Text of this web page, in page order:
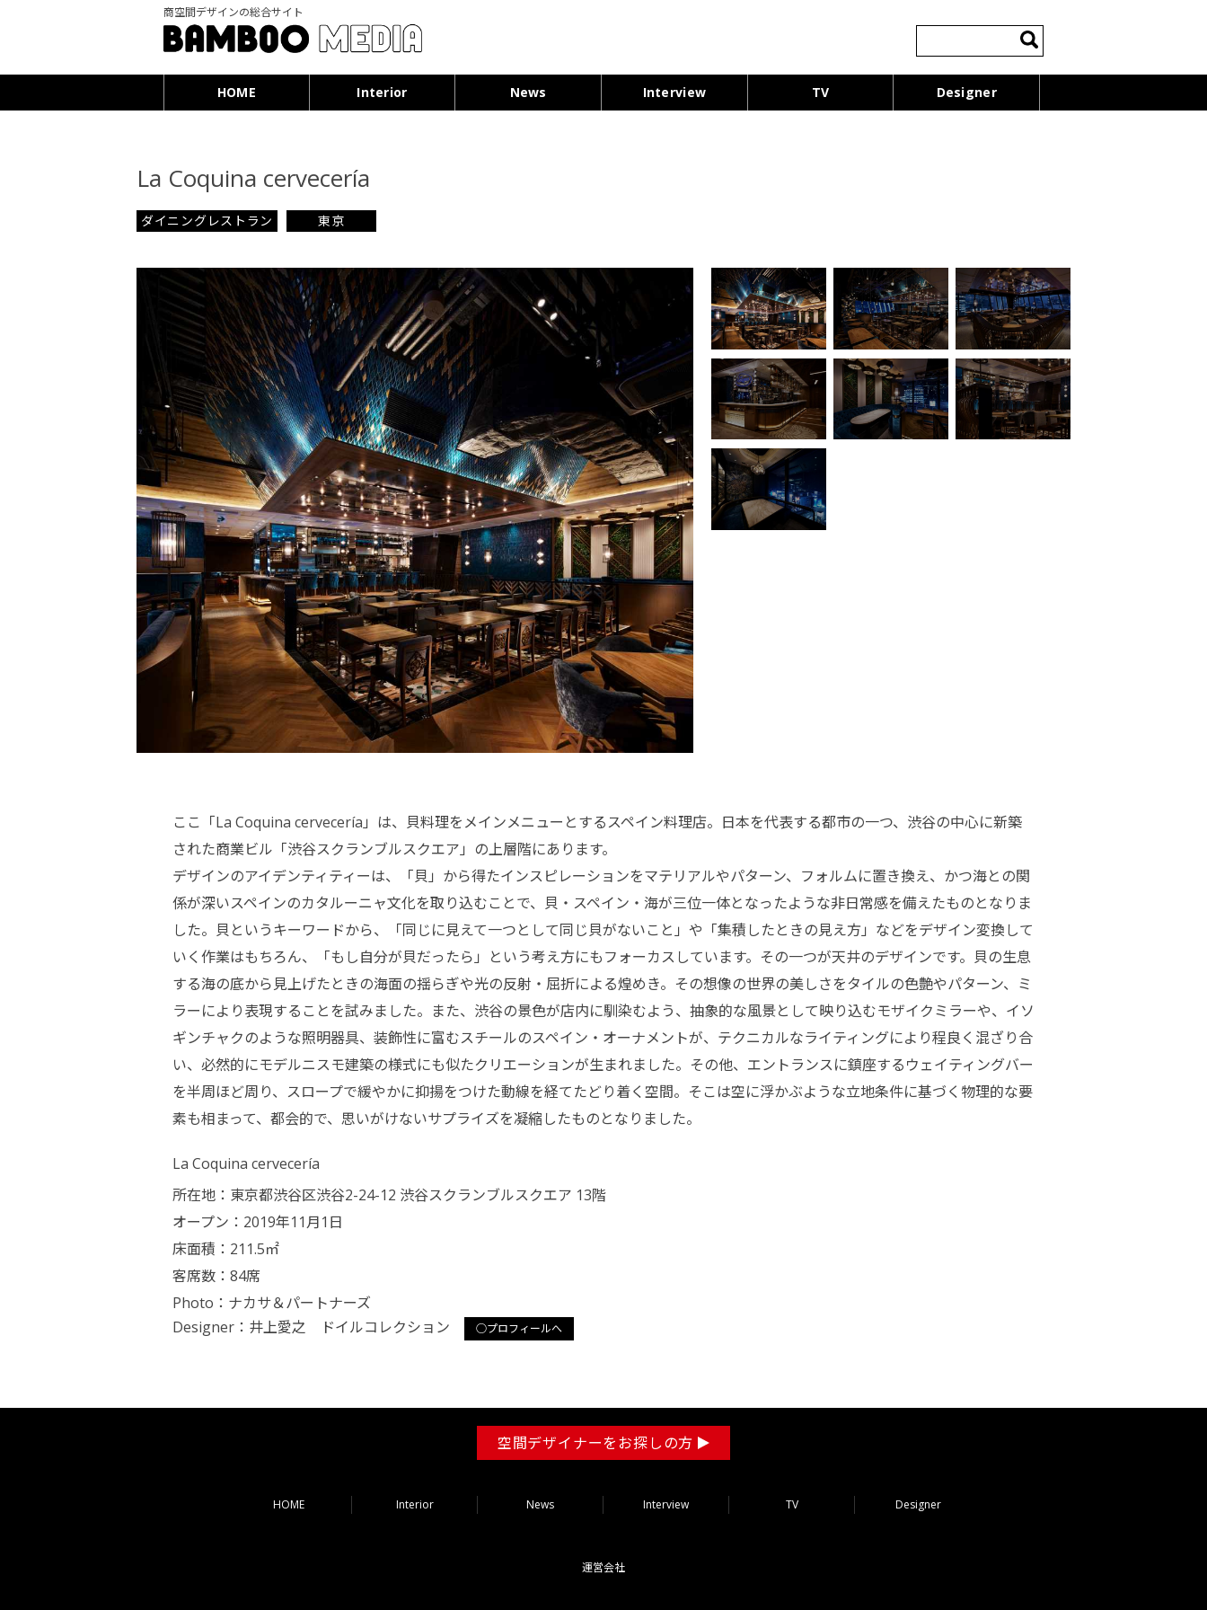
商空間デザインの総合サイト
索:
HOME Interior News Interview TV Designer
La Coquina cervecería
ダイニングレストラン 東京
ここ「La Coquina cervecería」は、貝料理をメインメニューとするスペイン料理店。日本を代表する都市の一つ、渋谷の中心に新築
された商業ビル「渋谷スクランブルスクエア」の上層階にあります。
デザインのアイデンティティーは、「貝」から得たインスピレーションをマテリアルやパターン、フォルムに置き換え、かつ海との関
係が深いスペインのカタルーニャ文化を取り込むことで、貝・スペイン・海が三位一体となったような非日常感を備えたものとなりま
した。貝というキーワードから、「同じに見えて一つとして同じ貝がないこと」や「集積したときの見え方」などをデザイン変換して
いく作業はもちろん、「もし自分が貝だったら」という考え方にもフォーカスしています。その一つが天井のデザインです。貝の生息
する海の底から見上げたときの海面の揺らぎや光の反射・屈折による煌めき。その想像の世界の美しさをタイルの色艶やパターン、ミ
ラーにより表現することを試みました。また、渋谷の景色が店内に馴染むよう、抽象的な風景として映り込むモザイクミラーや、イソ
ギンチャクのような照明器具、装飾性に富むスチールのスペイン・オーナメントが、テクニカルなライティングにより程良く混ざり合
い、必然的にモデルニスモ建築の様式にも似たクリエーションが生まれました。その他、エントランスに鎮座するウェイティングバー
を半周ほど周り、スロープで緩やかに抑揚をつけた動線を経てたどり着く空間。そこは空に浮かぶような立地条件に基づく物理的な要
素も相まって、都会的で、思いがけないサプライズを凝縮したものとなりました。
La Coquina cervecería
所在地：東京都渋谷区渋谷2-24-12 渋谷スクランブルスクエア 13階
オープン：2019年11月1日
床面積：211.5㎡
客席数：84席
Photo：ナカサ＆パートナーズ
Designer： 井上愛之 ドイルコレクション ○プロフィールへ
空間デザイナーをお探しの方
HOME Interior News Interview TV Designer
運営会社